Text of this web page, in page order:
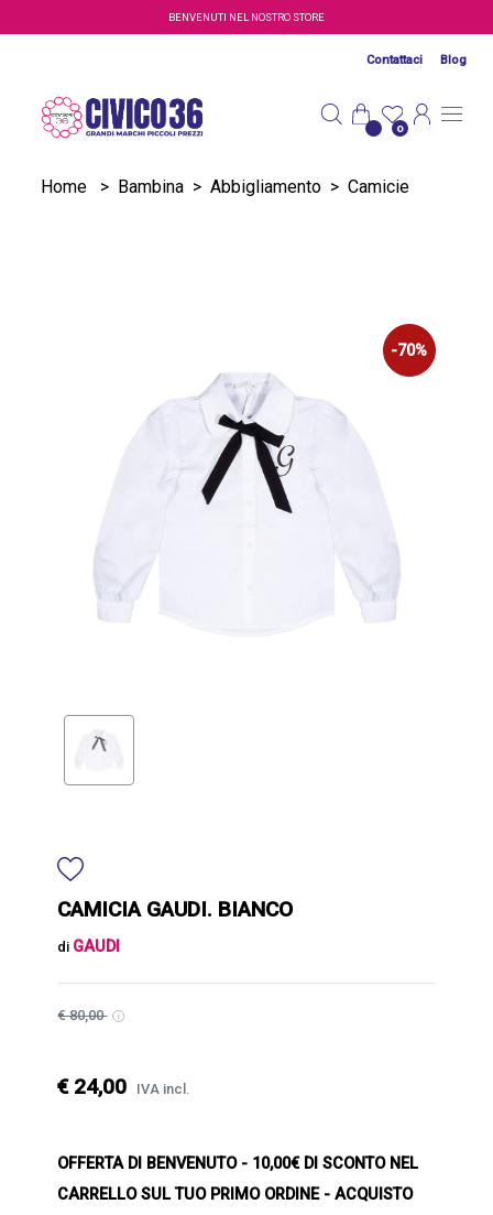
Salta al contenuto principaleBENVENUTI NEL NOSTRO STORE
Contattaci Blog
0
Home > Bambina > Abbigliamento > Camicie
-70%
CAMICIA GAUDI. BIANCO
di GAUDI
€ 80,00
€ 24,00 IVA incl.
OFFERTA DI BENVENUTO- 10,00€ DI SCONTO NEL
CARRELLO SUL TUO PRIMO ORDINE - ACQUISTO